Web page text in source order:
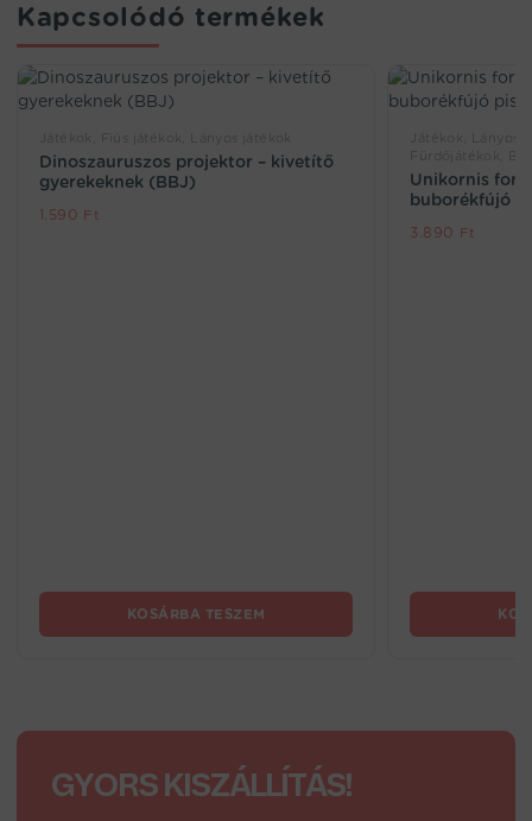
Kapcsolódó termékek
Dinoszauruszos projektor – kivetítő
gyerekeknek (BBJ)
1.590 Ft
KOSÁRBA TESZEM
Unikornis
buborékfújó
3.890 Ft
GYORS KISZÁLLÍTÁS!